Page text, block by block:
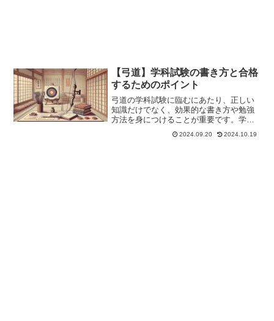
【弓道】学科試験の書き方と合格
するためのポイント
弓道の学科試験に臨むにあたり、正しい
知識だけでなく、効果的な書き方や勉強
方法を身につけることが重要です。学科
間内に効率よく回答するスキルが求めら
2024.09.20 2024.10.19